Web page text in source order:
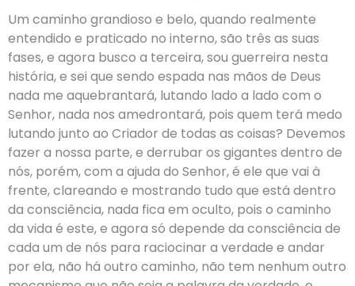
Um caminho grandioso e belo, quando realmente
entendido e praticado no interno, são três as suas
fases, e agora busco a terceira, sou guerreira nesta
história, e sei que sendo espada nas mãos de Deus
nada me aquebrantará, lutando lado a lado com o
Senhor, nada nos amedrontará, pois quem terá medo
lutando junto ao Criador de todas as coisas? Devemos
fazer a nossa parte, e derrubar os gigantes dentro de
nós, porém, com a ajuda do Senhor, é ele que vai à
frente, clareando e mostrando tudo que está dentro
da consciência, nada fica em oculto, pois o caminho
da vida é este, e agora só depende da consciência de
cada um de nós para raciocinar a verdade e andar
por ela, não há outro caminho, não tem nenhum outro